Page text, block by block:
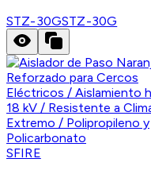
STZ-30GSTZ-30G
SFIRE